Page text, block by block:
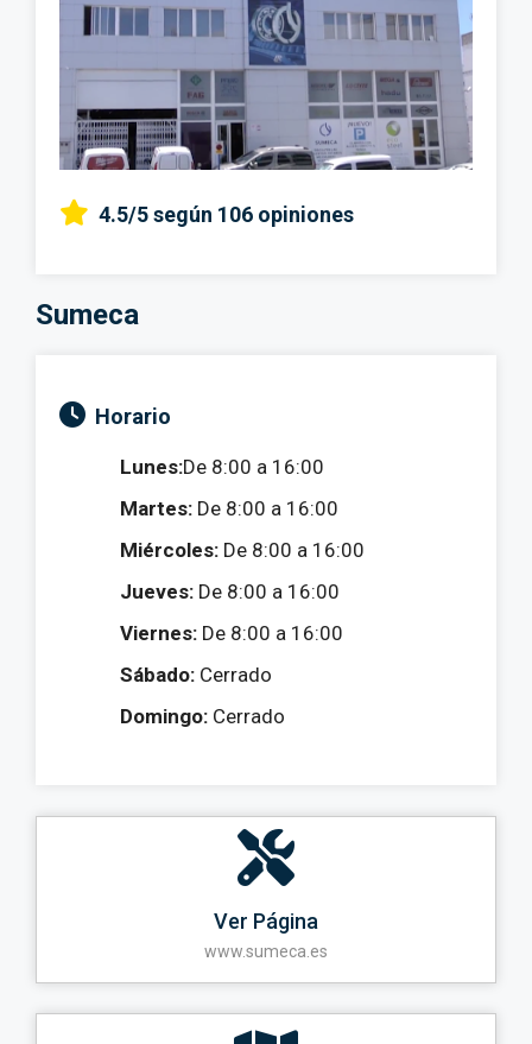
4.5/5según 106 opiniones
Sumeca
Horario
Lunes:De 8:00 a 16:00
Martes: De 8:00 a 16:00
Miércoles: De 8:00 a 16:00
Jueves: De 8:00 a 16:00
Viernes: De 8:00 a 16:00
Sábado: Cerrado
Domingo: Cerrado
Ver Página
www.sumeca.es